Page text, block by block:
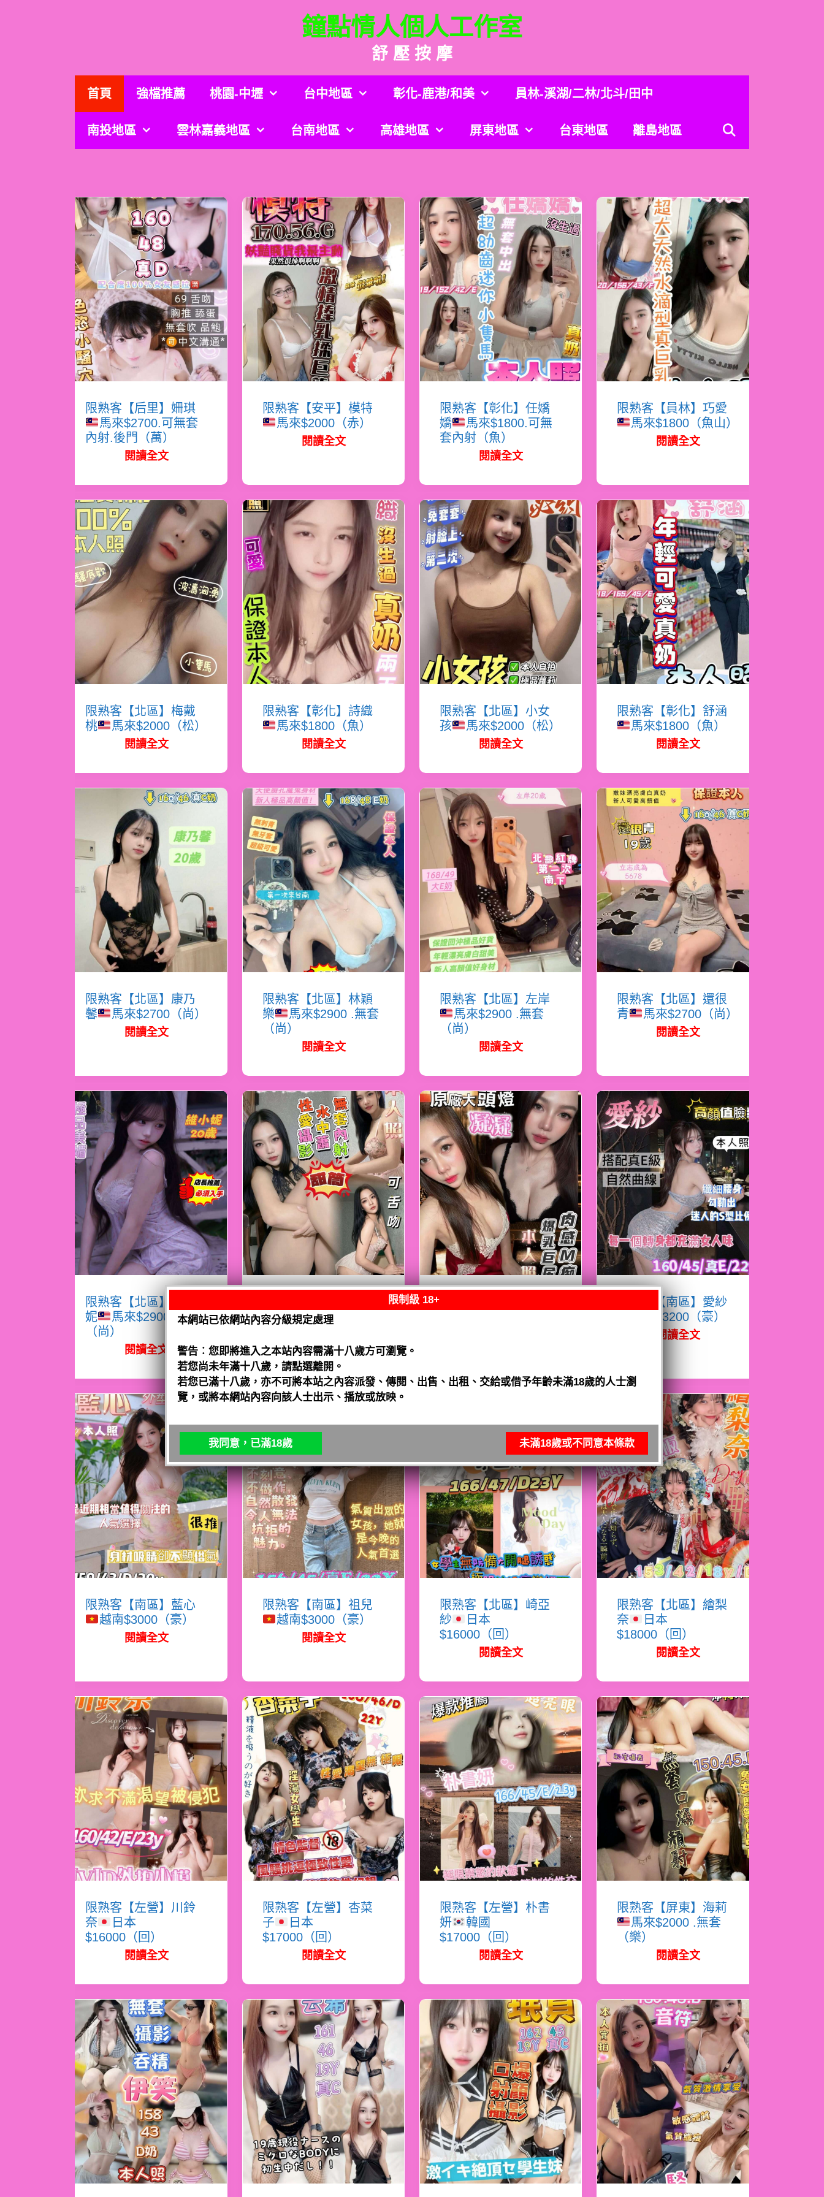
鐘點情人個人工作室
舒 壓 按 摩
首頁 強檔推薦 桃園-中壢 台中地區 彰化-鹿港/和美 員林-溪湖/二林/北斗/田中
南投地區 雲林嘉義地區 台南地區 高雄地區 屏東地區 台東地區 離島地區
限熟客【后里】姍琪
馬來$2700.可無套
內射.後門（萬）
閱讀全文
限熟客【安平】模特
馬來$2000（赤）
閱讀全文
限熟客【彰化】任嬌
嬌
馬來$1800.可無
套內射（魚）
閱讀全文
限熟客【員林】巧愛
馬來$1800（魚山）
閱讀全文
限熟客【北區】梅戴
桃
馬來$2000（松）
閱讀全文
限熟客【彰化】詩織
馬來$1800（魚）
閱讀全文
限熟客【北區】小女
孩
馬來$2000（松）
閱讀全文
限熟客【彰化】舒涵
馬來$1800（魚）
閱讀全文
限熟客【北區】康乃
馨
馬來$2700（尚）
閱讀全文
限熟客【北區】林穎
樂
馬來$2900 .無套
（尚）
閱讀全文
限熟客【北區】左岸
馬來$2900 .無套
（尚）
閱讀全文
限熟客【北區】還很
青
馬來$2700（尚）
閱讀全文
限熟客【北區】維小
妮
馬來$2900 .無套
（尚）
閱讀全文
馬來$2700 .無套
閱讀全文
限熟客【南區】愛紗
越南$3200（豪）
閱讀全文
限熟客【南區】藍心
越南$3000（豪）
閱讀全文
限熟客【南區】祖兒
越南$3000（豪）
閱讀全文
限熟客【北區】崎亞
紗
日本
$16000（回）
閱讀全文
限熟客【北區】繪梨
奈
日本
$18000（回）
閱讀全文
限熟客【左營】川鈴
奈
日本
$16000（回）
閱讀全文
限熟客【左營】杏菜
子
日本
$17000（回）
閱讀全文
限熟客【左營】朴書
妍
韓國
$17000（回）
閱讀全文
限熟客【屏東】海莉
馬來$2000 .無套
（樂）
閱讀全文
限制級 18+
本網站已依網站內容分級規定處理
警告︰您即將進入之本站內容需滿十八歲方可瀏覽。
若您尚未年滿十八歲，請點選離開。
若您已滿十八歲，亦不可將本站之內容派發、傳閱、出售、出租、交給或借予年齡未滿18歲的人士瀏
覽，或將本網站內容向該人士出示、播放或放映。
我同意，已滿18歲 未滿18歲或不同意本條款